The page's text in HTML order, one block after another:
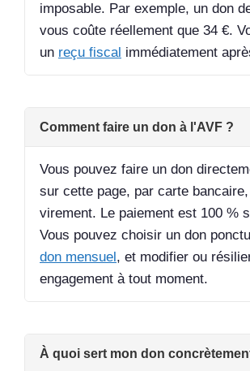
imposable. Par exemple, un don
vous coûte réellement que 34 €.
un reçu fiscal immédiatement
Comment faire un don à l'AVF ?
Vous pouvez faire un don
sur cette page, par carte
virement. Le paiement est 100 %
Vous pouvez choisir un don
don mensuel, et modifier ou
engagement à tout moment.
À quoi sert mon don